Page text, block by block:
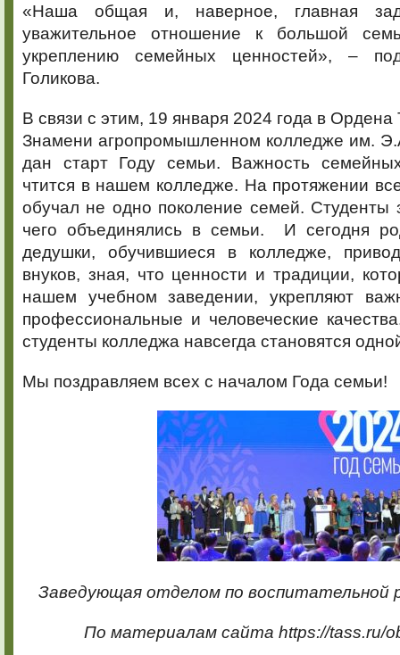
«Наша общая и, наверное, главная
уважительное отношение к большой
укреплению семейных ценностей», –
Голикова.
В связи с этим, 19 января 2024 года в Ордена
Знамени агропромышленном колледже им.
дан старт Году семьи. Важность
чтится в нашем колледже. На протяжении
обучал не одно поколение семей. Студенты
чего объединялись в семьи. И сегодня
дедушки, обучившиеся в колледже,
внуков, зная, что ценности и традиции,
нашем учебном заведении, укрепляют
профессиональные и человеческие
студенты колледжа навсегда становятся
Мы поздравляем всех с началом Года семьи!
Заведующая отделом по воспитательной
По материалам сайта https://tass.ru/